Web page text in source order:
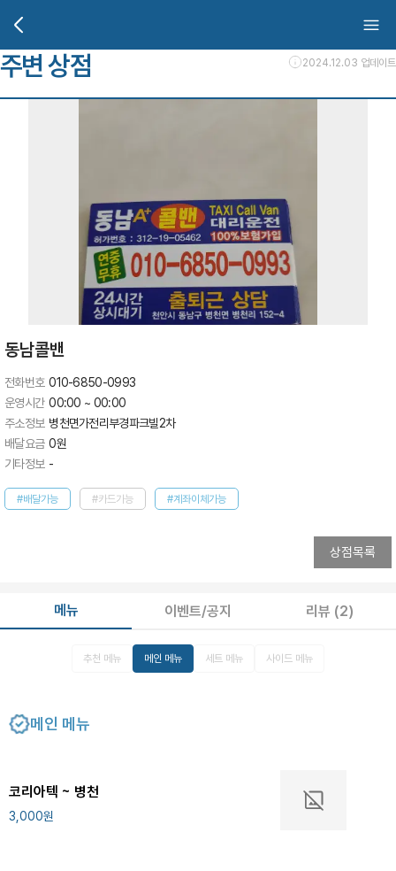
주변 상점 2024.12.03 업데이트
동남콜밴
전화번호 010-6850-0993
운영시간 00:00 ~ 00:00
주소정보 병천면가전리부경파크빌2차
배달요금 0원
기타정보 -
#배달가능 #카드가능 #계좌이체가능
상점목록
메뉴 이벤트/공지 리뷰 (2)
추천 메뉴 메인 메뉴 세트 메뉴 사이드 메뉴
메인 메뉴
코리아텍 ~ 병천
3,000원